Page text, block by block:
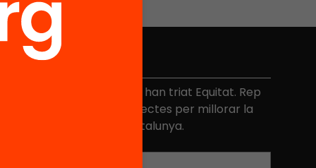
No et perdis res
Més de 40.000 persones ja han triat Equitat. Rep
iniciatives, propostes i projectes per millorar la
qualitat de l'educació a Catalunya.